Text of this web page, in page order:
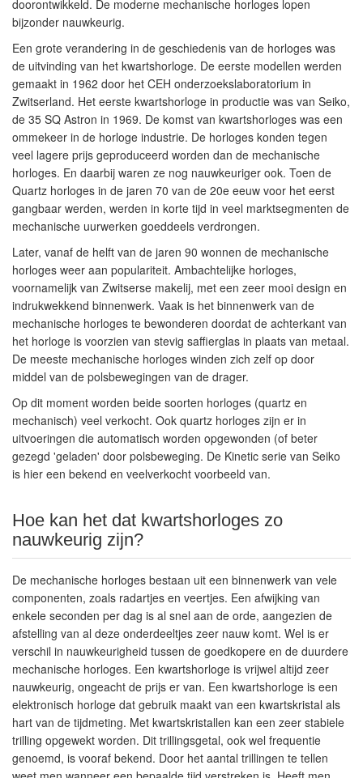
doorontwikkeld. De moderne mechanische horloges lopen
bijzonder nauwkeurig.
Een grote verandering in de geschiedenis van de horloges was
de uitvinding van het kwartshorloge. De eerste modellen werden
gemaakt in 1962 door het CEH onderzoekslaboratorium in
Zwitserland. Het eerste kwartshorloge in productie was van Seiko,
de 35 SQ Astron in 1969. De komst van kwartshorloges was een
ommekeer in de horloge industrie. De horloges konden tegen
veel lagere prijs geproduceerd worden dan de mechanische
horloges. En daarbij waren ze nog nauwkeuriger ook. Toen de
Quartz horloges in de jaren 70 van de 20e eeuw voor het eerst
gangbaar werden, werden in korte tijd in veel marktsegmenten de
mechanische uurwerken goeddeels verdrongen.
Later, vanaf de helft van de jaren 90 wonnen de mechanische
horloges weer aan populariteit. Ambachtelijke horloges,
voornamelijk van Zwitserse makelij, met een zeer mooi design en
indrukwekkend binnenwerk. Vaak is het binnenwerk van de
mechanische horloges te bewonderen doordat de achterkant van
het horloge is voorzien van stevig saffierglas in plaats van metaal.
De meeste mechanische horloges winden zich zelf op door
middel van de polsbewegingen van de drager.
Op dit moment worden beide soorten horloges (quartz en
mechanisch) veel verkocht. Ook quartz horloges zijn er in
uitvoeringen die automatisch worden opgewonden (of beter
gezegd 'geladen' door polsbeweging. De Kinetic serie van Seiko
is hier een bekend en veelverkocht voorbeeld van.
Hoe kan het dat kwartshorloges zo
nauwkeurig zijn?
De mechanische horloges bestaan uit een binnenwerk van vele
componenten, zoals radartjes en veertjes. Een afwijking van
enkele seconden per dag is al snel aan de orde, aangezien de
afstelling van al deze onderdeeltjes zeer nauw komt. Wel is er
verschil in nauwkeurigheid tussen de goedkopere en de duurdere
mechanische horloges. Een kwartshorloge is vrijwel altijd zeer
nauwkeurig, ongeacht de prijs er van. Een kwartshorloge is een
elektronisch horloge dat gebruik maakt van een kwartskristal als
hart van de tijdmeting. Met kwartskristallen kan een zeer stabiele
trilling opgewekt worden. Dit trillingsgetal, ook wel frequentie
genoemd, is vooraf bekend. Door het aantal trillingen te tellen